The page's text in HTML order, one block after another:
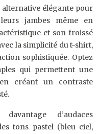
élégante pour
jambes même en
et son froissé
la simplicité du t-shirt,
sophistiquée. Optez
qui permettent une
créant un contraste
d’audaces
tons pastel (bleu ciel,